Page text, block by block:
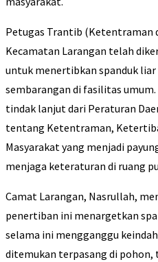
Petugas Trantib (Ketentraman
Kecamatan Larangan telah
untuk menertibkan spanduk liar
sembarangan di fasilitas
tindak lanjut dari Peraturan
tentang Ketentraman,
Masyarakat yang menjadi
menjaga keteraturan di ruang
Camat Larangan, Nasrullah,
penertiban ini menargetkan
selama ini mengganggu
ditemukan terpasang di